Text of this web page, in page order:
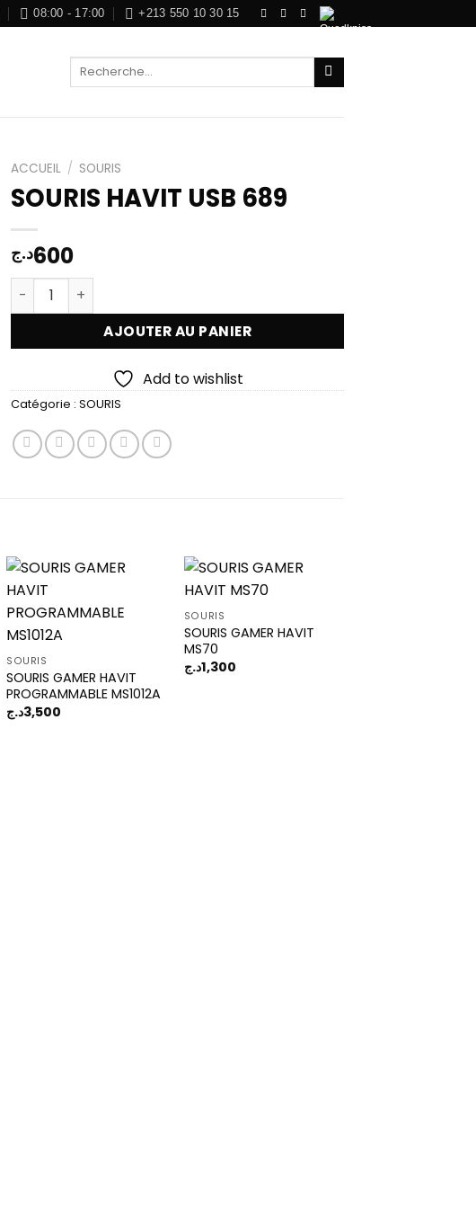
08:00 - 17:00 +213 550 10 30 15
Recherche
ACCUEIL / SOURIS
SOURIS HAVIT USB 689
600د.ج
quantité de SOURIS HAVIT USB 689
AJOUTER AU PANIER
Add to wishlist
Catégorie :SOURIS
SOURIS
SOURIS GAMER HAVIT
PROGRAMMABLE MS1012A
3,500د.ج
Add to
SOURIS
SOURIS GAMER HAVIT
MS70
1,300د.ج